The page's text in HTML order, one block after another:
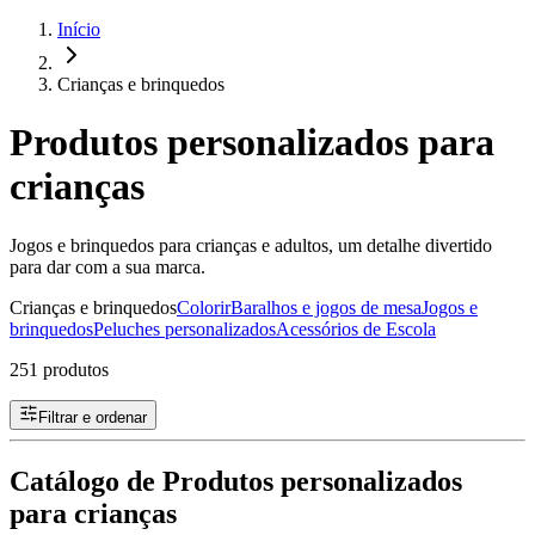
Início
Crianças e brinquedos
Produtos personalizados para
crianças
Jogos e brinquedos para crianças e adultos, um detalhe divertido
para dar com a sua marca.
Crianças e brinquedosColorirBaralhos e jogos de mesaJogos e
brinquedosPeluches personalizadosAcessórios de Escola
251 produtos
Filtrar e ordenar
Catálogo de Produtos personalizados
para crianças